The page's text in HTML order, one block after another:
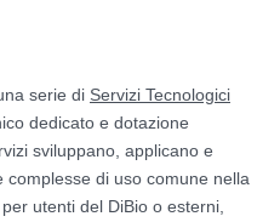
serie di Servizi Tecnologici
dedicato e dotazione
sviluppano, applicano e
di uso comune nella
utenti del DiBio o esterni,